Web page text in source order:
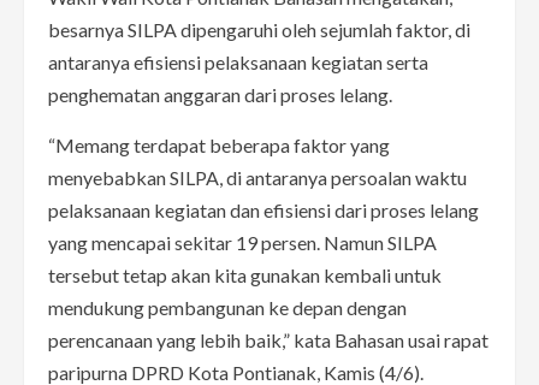
besarnya SILPA dipengaruhi oleh sejumlah faktor, di
antaranya efisiensi pelaksanaan kegiatan serta
penghematan anggaran dari proses lelang.
“Memang terdapat beberapa faktor yang
menyebabkan SILPA, di antaranya persoalan waktu
pelaksanaan kegiatan dan efisiensi dari proses lelang
yang mencapai sekitar 19 persen. Namun SILPA
tersebut tetap akan kita gunakan kembali untuk
mendukung pembangunan ke depan dengan
perencanaan yang lebih baik,” kata Bahasan usai rapat
paripurna DPRD Kota Pontianak, Kamis (4/6).